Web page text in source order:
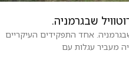
שבגרמניה.
אחד התפקידים העיקריים
מעביר עגלות עם